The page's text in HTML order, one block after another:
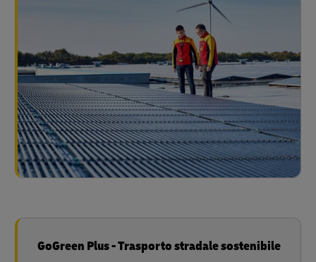
GoGreen Plus - Trasporto stradale sostenibile